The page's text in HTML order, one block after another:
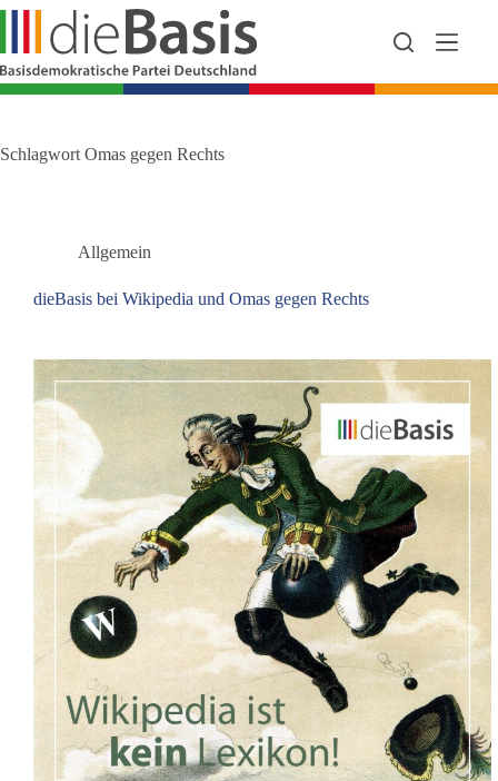
Zum
springen
Schlagwort Omas gegen Rechts
Allgemein
dieBasis bei Wikipedia und Omas gegen Rechts